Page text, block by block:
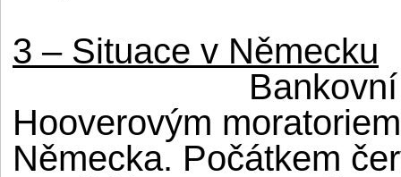
3 – Situace v Německu
Hooverovým
Německa. Počátkem